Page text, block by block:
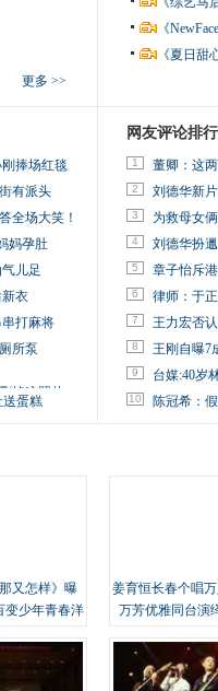
更多 >>
《
《夏日
刚捧场红毯
有派头
全场大笑！
妈孕肚
儿足
衣
打麻将
所泵
掉这照片
送蛋糕
网友评论排行
1 董卿：这
2 刘德华新
3 为救母女
4 刘德华扮
5 章子怡斥
6 律师：于
7 王力宏否
8 王刚自曝7
9 台媒:40岁
10 陈冠希：
又怎样》曝
变少年青春洋
姜育恒长春个唱
万芳优雅同台演